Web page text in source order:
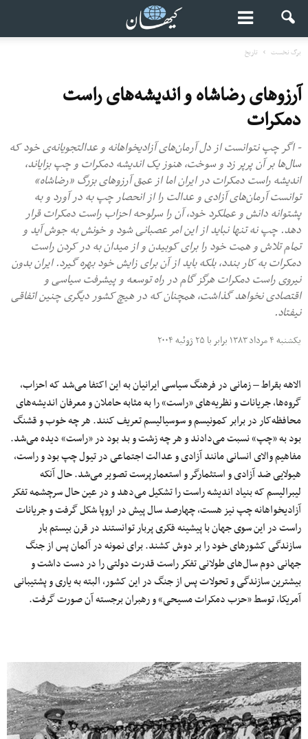
برگ نخست تاریخ
آرزوهای رضاشاه و اندیشه‌های راست
دمکرات
- اگر چپ نتوانست از دل آرما‌‌ن‌های آزادیخواهانه و عدالتجویانه‌ی خود که
سال‌ها بر آن پرپر زد و سوخت، هنوز یک اندیشه دمکرات و چپ بزایاند،
اندیشه راست دمکرات در ایران اما از عمق آرزوهای بزرگ «رضاشاه»
توانست آرمان‌های آزادی و عدالت را از انحصار چپ به در آورد و به
پشتوانه دانش و عملکرد خود، آن را سرلوحه احزاب راست دمکرات قرار
دهد. چپ نه تنها نباید از این امر عصبانی شود و خونش به جوش آید و
تمام تلاش و همت خود را برای کوبیدن و از میدان به در کردن راست
دمکرات به کار بندد، بلکه باید از آن برای زایش خود بهره گیرد. ایران بدون
نیروی راست دمکرات هرگز گام در راه توسعه و پیشرفت سیاسی و
اقتصادی نخواهد گذاشت، همچنان که در هیچ کشور دیگری چنین اتفاقی
نیفتاد.
یکشنبه ۴ مرداد ۱۳۸۳ برابر با ۲۵ ژوئیه ۲۰۰۴
الاهه بقراط – زمانی در فرهنگ سیاسی ایرانیان به این اکتفا می‌شد که احزاب،
گروه‌ها، جریانات و نظریه‌های «راست» را به مثابه حاملان و معرفان اندیشه‌های
محافظه‌کار در برابر کمونیسم و سوسیالیسم تعریف کنند. هر چه خوب و قشنگ
بود به «چپ» نسبت می‌دادند و هر چه زشت و بد بود در «راست» دیده می‌شد.
مفاهیم والای انسانی مانند آزادی و عدالت اجتماعی در تیول چپ بود و راست،
هیولایی ضد آزادی و استثمارگر و استعمارپرست تصویر می‌شد. حال آنکه
لیبرالیسم که بنیاد اندیشه راست را تشکیل می‌دهد و در عین حال سرچشمه تفکر
آزادیخواهانه چپ نیز هست، چهارصد سال پیش در اروپا شکل گرفت و جریانات
راست در این سوی جهان با پیشینه فکری پربار توانستند در قرن بیستم بار
سازندگی کشورهای خود را بر دوش کشند. برای نمونه در آلمان پس از جنگ
جهانی دوم سال‌های طولانی تفکر راست قدرت دولتی را در دست داشت و
بیشترین سازندگی و تحولات پس از جنگ در این کشور، البته به یاری و پشتیبانی
آمریکا، توسط «حزب دمکرات مسیحی» و رهبران برجسته آن صورت گرفت.